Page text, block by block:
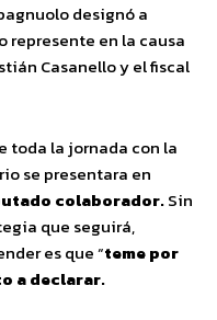
designó a
represente en la causa
Casanello y el fiscal
toda la jornada con la
se presentara en
colaborador.Sin
que seguirá,
es que “teme por
a declarar.